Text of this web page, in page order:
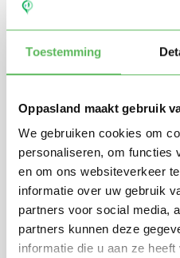
Toestemming
Oppasland maakt gebruik
We gebruiken cookies om
personaliseren, om functies
en om ons websiteverkeer
informatie over uw gebruik
partners voor social media,
partners kunnen deze
informatie die u aan ze
Stuur mij nieuwe
e-mail
Door te registreren ga je
voorwaardenvan